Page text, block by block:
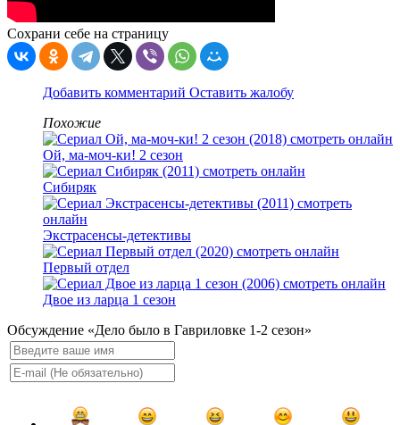
Сохрани себе на страницу
Добавить комментарий Оставить жалобу
Похожие
Ой, ма-моч-ки! 2 сезон
Сибиряк
Экстрасенсы-детективы
Первый отдел
Двое из ларца 1 сезон
Обсуждение «Дело было в Гавриловке 1-2 сезон»